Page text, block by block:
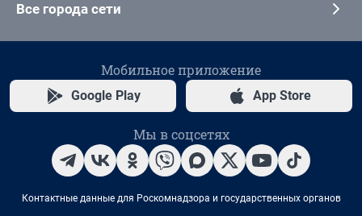
Все города сети
Мобильное приложение
Google Play App Store
Мы в соцсетях
Контактные данные для Роскомнадзора и государственных органов